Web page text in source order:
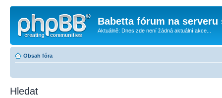
Babetta fórum na serveru
Aktuálně: Dnes zde není žádná aktuální akce...
Obsah fóra
Hledat